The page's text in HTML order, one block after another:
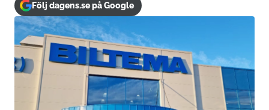
Följ dagens.se på Google